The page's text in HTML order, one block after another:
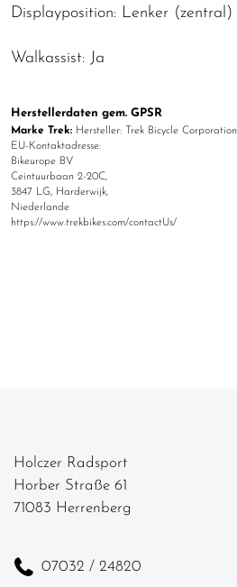
Displayposition: Lenker (zentral)
Walkassist: Ja
Herstellerdaten gem. GPSR
Marke Trek: Hersteller: Trek Bicycle Corporation
EU-Kontaktadresse:
Bikeurope BV
Ceintuurbaan 2-20C,
3847 LG, Harderwijk,
Niederlande
https://www.trekbikes.com/contactUs/
Holczer Radsport
Horber Straße 61
71083 Herrenberg
07032 / 24820